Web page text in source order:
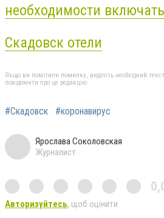
необходимости
Скадовск отели
Якщо ви помітили помилку, виділіть необхідний
повідомити про це редакцію
#Скадовск #коронавирус
Ярослава Соколовская
Журналист
Авторизуйтесь, щоб оцінити